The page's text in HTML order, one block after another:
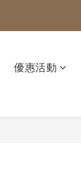
優惠活動